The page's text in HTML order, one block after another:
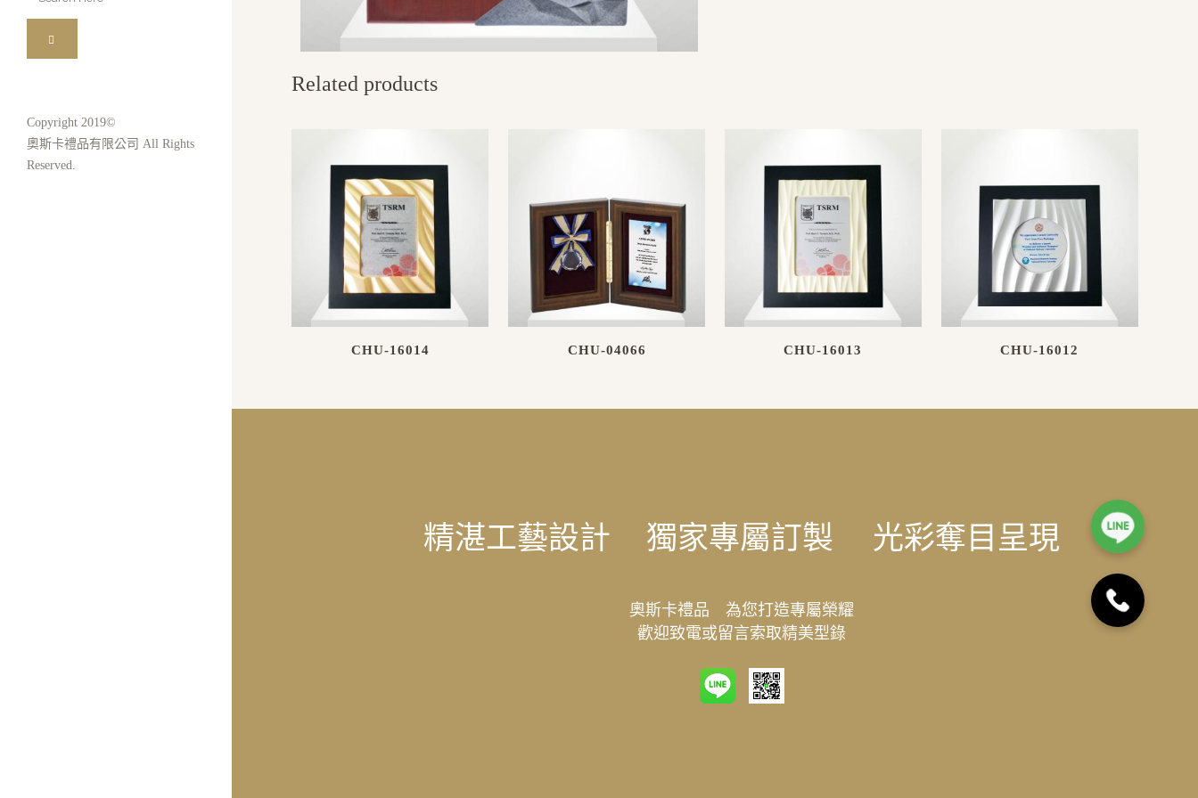
Copyright 2019©
奧斯卡禮品有限公司 All Rights
Reserved.
Related products
CHU-16014 CHU-04066 CHU-16013 CHU-16012
精湛工藝設計 獨家專屬訂製 光彩奪目呈現
奧斯卡禮品 為您打造專屬榮耀
歡迎致電或留言索取精美型錄